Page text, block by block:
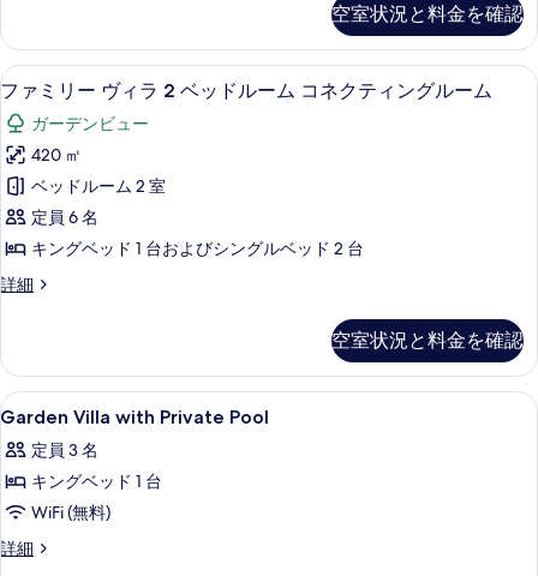
て
の
写
真
を
表
示
す
る
ム
(Residence)
の
す
べ
て
の
写
真
示
す
る
ベ
ッ
ド
ー
ム
(Residence)
の
詳
細
空室状況と料金を確認
フ
ァ
ミ
リ
ー
ヴ
ィ
ラ
ベ
ッ
ド
ル
ー
ム
コ
高級寝具、低反発ベッド、ミニバー
13
ファミリー ヴィラ 2 ベッドルーム コネクティングルーム
ガーデンビュー
420 ㎡
ベッドルーム 2 室
定員 6 名
キングベッド 1 台およびシングルベッド 2 台
詳細
フ
ー
ヴ
ィ
2
ベ
ド
ル
ー
空室状況と料金を確認
Garden
Villa
with
Private
Pool
の
高級寝具、低反発ベッド、ミニバー
15
Garden Villa with Private Pool
定員 3 名
キングベッド 1 台
WiFi (無料)
詳細
Garden